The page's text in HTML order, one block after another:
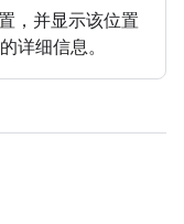
，并显示该位置
详细信息。